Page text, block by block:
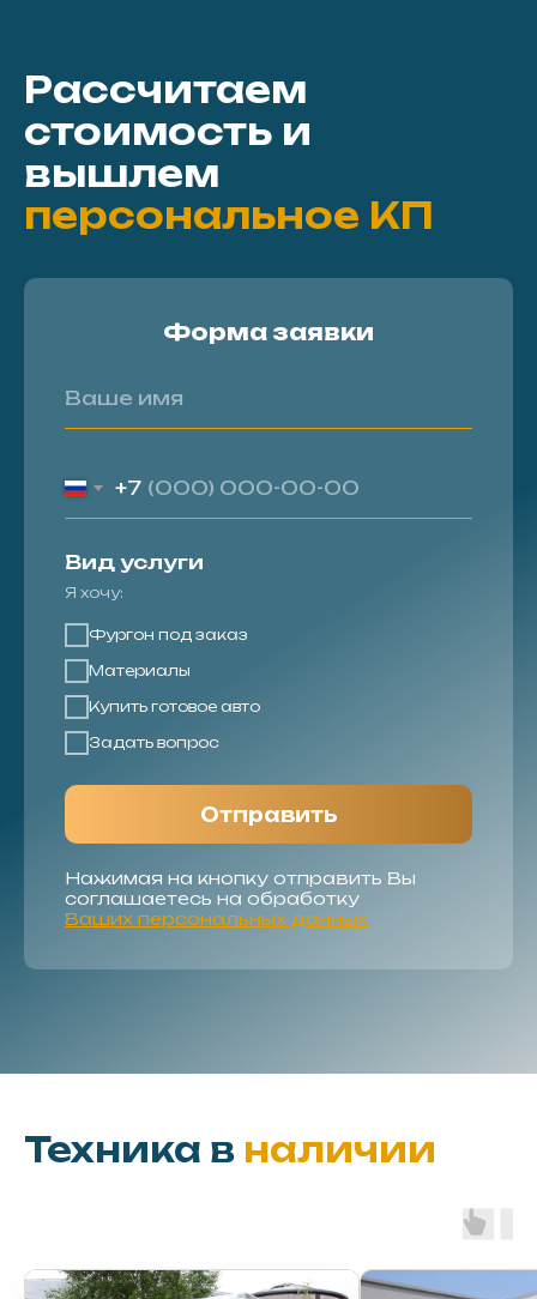
Рассчитаем
стоимость и
вышлем
персональное КП
Форма заявки
+7
Вид услуги
Я хочу:
Фургон под заказ
Материалы
Купить готовое авто
Задать вопрос
Отправить
Нажимая на кнопку отправить Вы
соглашаетесь на обработку
Ваших персональных данных
Техника в наличии